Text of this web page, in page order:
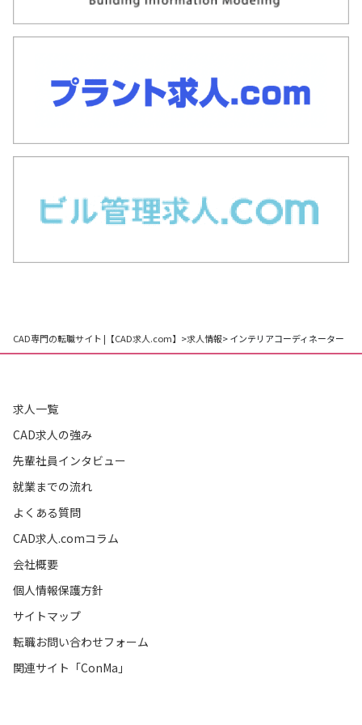
CAD専門の転職サイト |【CAD求人.com】 >求人情報> インテリアコーディネーター
求人一覧
CAD求人の強み
先輩社員インタビュー
就業までの流れ
よくある質問
CAD求人.comコラム
会社概要
個人情報保護方針
サイトマップ
転職お問い合わせフォーム
関連サイト「ConMa」